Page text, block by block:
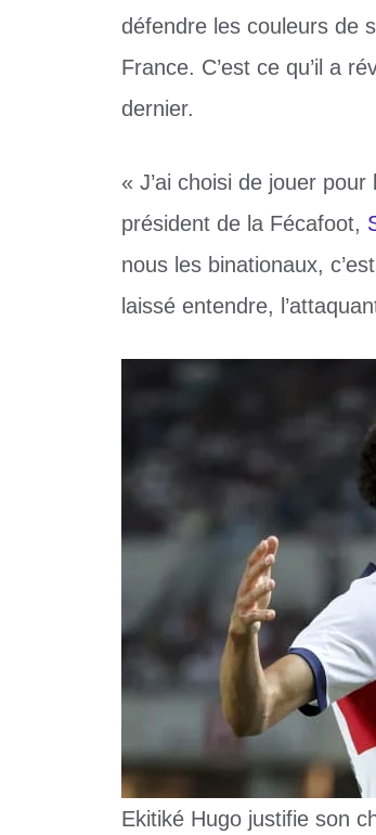
défendre les couleurs de
France. C’est ce qu’il a
dernier.
« J’ai choisi de jouer
président de la Fécafoot,
nous les binationaux,
laissé entendre,
Ekitiké Hugo justifie son